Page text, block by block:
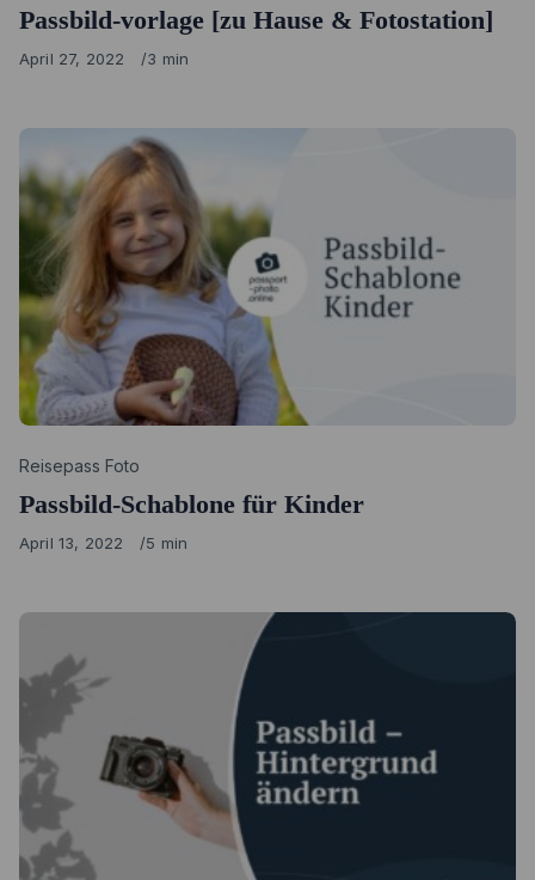
Passbild-vorlage [zu Hause & Fotostation]
Published
April 27, 2022 3 min
Category
Reisepass Foto
Passbild-Schablone für Kinder
Published
April 13, 2022 5 min